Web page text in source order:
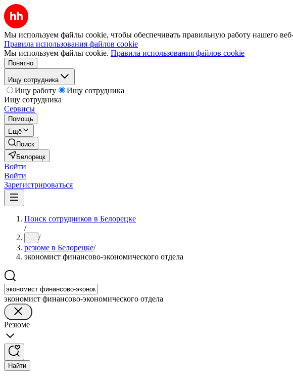
Мы используем файлы cookie, чтобы обеспечивать правильную работу нашего
Правила использования файлов cookie
Мы используем файлы cookie. Правила использования файлов cookie
Понятно
Ищу сотрудника
Ищу работу
Ищу сотрудника
Ищу сотрудника
Сервисы
Помощь
Ещё
Поиск
Белорецк
Войти
Войти
Зарегистрироваться
Поиск сотрудников в Белорецке
/
... /
резюме в Белорецке/
экономист финансово-экономического отдела
экономист финансово-экономического отдела
Резюме
Найти